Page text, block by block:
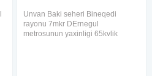
Unvan Baki seheri Bineqedi
rayonu 7mkr DErnegul
metrosunun yaxinligi 65kvlik